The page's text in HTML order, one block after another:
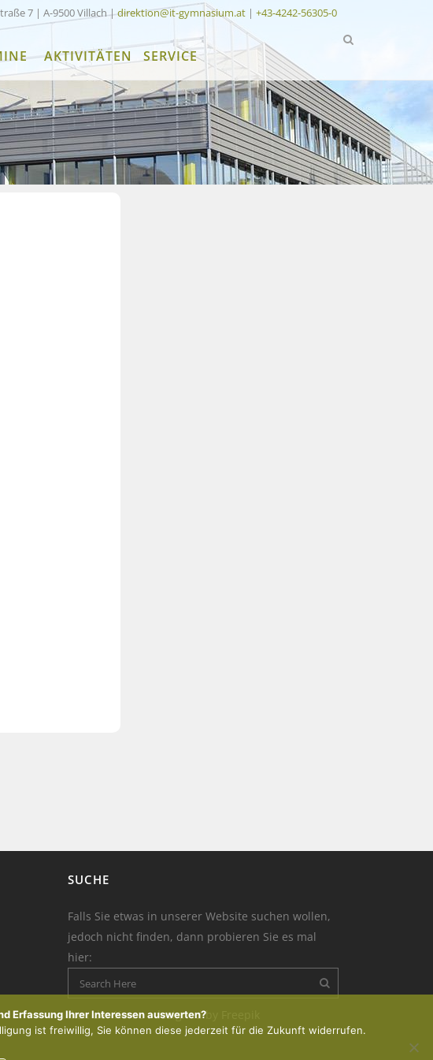
7 | A-9500 Villach |direktion@it-gymnasium.at | +43-4242-56305-0
AKTIVITÄTEN SERVICE
SUCHE
Falls Sie etwas in unserer Website suchen wollen,
jedoch nicht finden, dann probieren Sie es mal
hier:
Ikon der Kerze : designed by Freepik
Erfassung Ihrer Interessen auswerten?
ist freiwillig, Sie können diese jederzeit für die Zukunft widerrufen.